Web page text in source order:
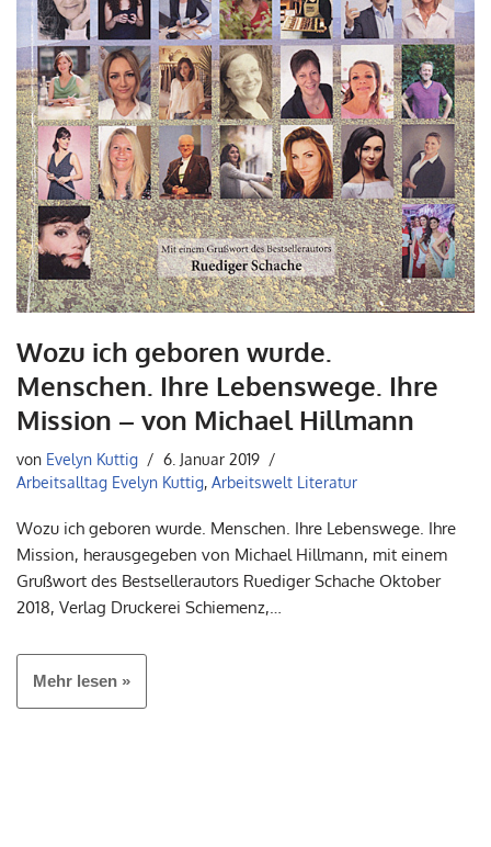
Wozu ich geboren wurde.
Menschen. Ihre Lebenswege. Ihre
Mission – von Michael Hillmann
von Evelyn Kuttig
6. Januar 2019
Arbeitsalltag Evelyn Kuttig, Arbeitswelt Literatur
Wozu ich geboren wurde. Menschen. Ihre Lebenswege. Ihre
Mission, herausgegeben von Michael Hillmann, mit einem
Grußwort des Bestsellerautors Ruediger Schache Oktober
2018, Verlag Druckerei Schiemenz,…
Mehr lesen »